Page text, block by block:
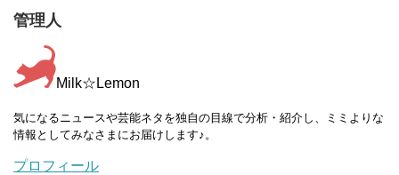
管理人
Milk☆Lemon
気になるニュースや芸能ネタを独自の目線で分析・紹介し、ミミよりな
情報としてみなさまにお届けします♪。
プロフィール